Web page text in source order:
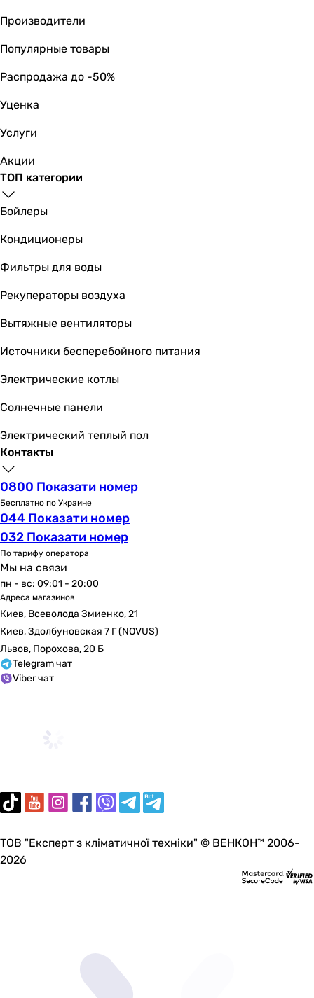
Производители
Популярные товары
Распродажа до -50%
Уценка
Услуги
Акции
ТОП категории
Бойлеры
Кондиционеры
Фильтры для воды
Рекуператоры воздуха
Вытяжные вентиляторы
Источники бесперебойного питания
Электрические котлы
Солнечные панели
Электрический теплый пол
Контакты
0800 Показати номер
Бесплатно по Украине
044 Показати номер
032 Показати номер
По тарифу оператора
Мы на связи
пн - вс: 09:01 - 20:00
Адреса магазинов
Киев, Всеволода Змиенко, 21
Киев, Здолбуновская 7 Г (NOVUS)
Львов, Порохова, 20 Б
Telegram чат
Viber чат
ТОВ "Експерт з кліматичної техніки" © ВЕНКОН™ 2006-
2026